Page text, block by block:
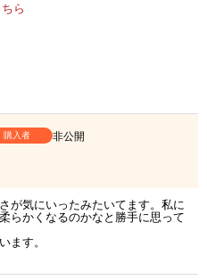
ら
購入者
非公開
が気にいったみたいてます。私に
らかくなるのかなと勝手に思って
ます。